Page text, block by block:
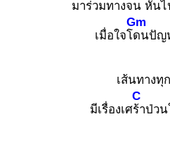
มาร่วมทางจน หันไ
เมื่อใจโ
Gm
ดนปัญ
เส้นทางทุ
มีเรื่องเศ
C
ร้าป่วน